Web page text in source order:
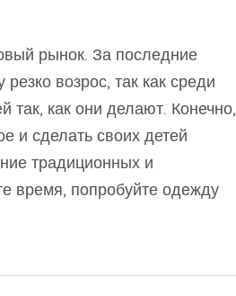
рынок. За последние
возрос, так как среди
так, как они делают. Конечно,
и сделать своих детей
традиционных и
время, попробуйте одежду